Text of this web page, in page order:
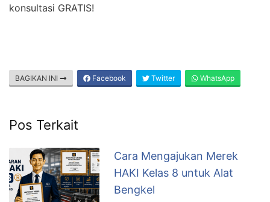
konsultasi GRATIS!
BAGIKAN INI Facebook Twitter WhatsApp
Pos Terkait
Cara Mengajukan Merek
HAKI Kelas 8 untuk Alat
Bengkel